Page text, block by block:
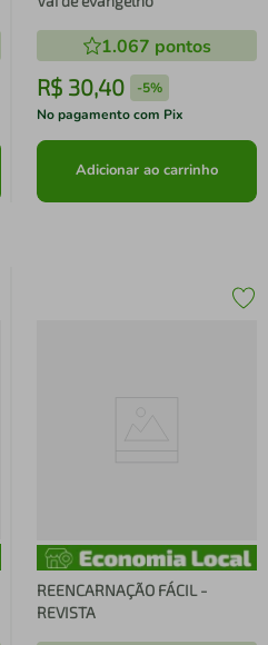
1.067 pontos
R$ 30,40 -5%
No pagamento com Pix
Adicionar ao carrinho
REENCARNAÇÃO FÁCIL -
REVISTA